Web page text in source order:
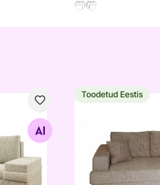
Kahe
Toodetud Eestis